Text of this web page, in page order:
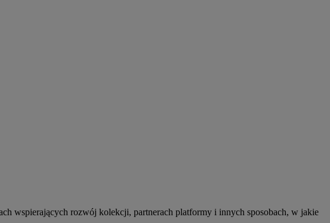
wspierających rozwój kolekcji, partnerach platformy i innych sposobach, w jakie